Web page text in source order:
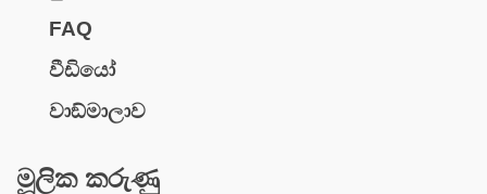
FAQ
වීඩියෝ
වාඞ්මාලාව
මූලික කරුණු